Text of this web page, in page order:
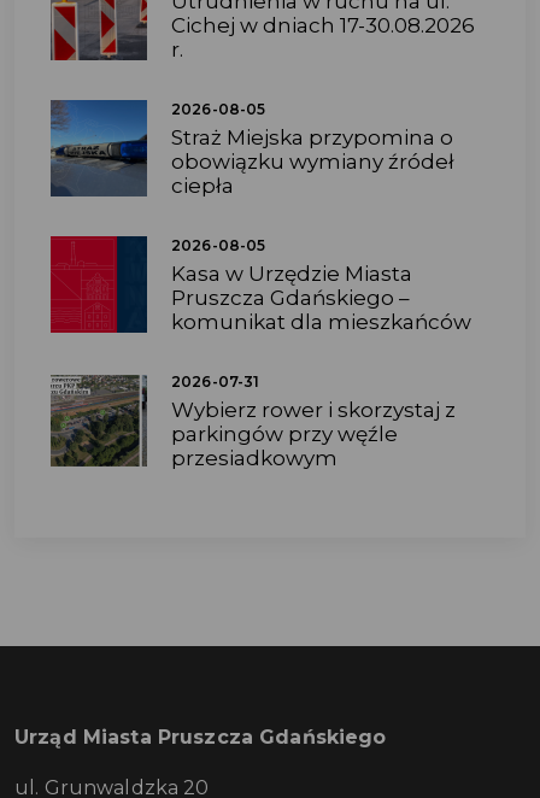
Cichej w dniach 17-30.08.2026
r.
2026-08-05
Straż Miejska przypomina o
obowiązku wymiany źródeł
ciepła
2026-08-05
Kasa w Urzędzie Miasta
Pruszcza Gdańskiego –
komunikat dla mieszkańców
2026-07-31
Wybierz rower i skorzystaj z
parkingów przy węźle
przesiadkowym
Urząd Miasta Pruszcza Gdańskiego
ul. Grunwaldzka 20